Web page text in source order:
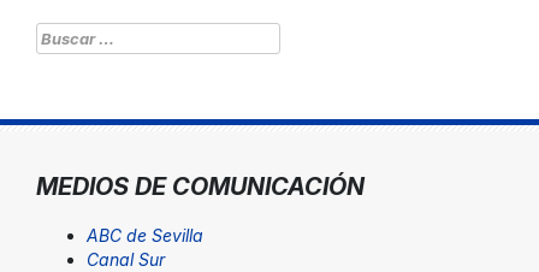
Buscar:
MEDIOS DE COMUNICACIÓN
ABC de Sevilla
Canal Sur